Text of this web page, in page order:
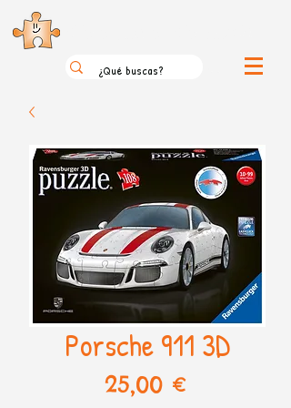
Porsche 911 3D
25,00 €Precio